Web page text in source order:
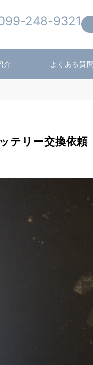
248-9321
介 よくある質問
テリー交換依頼